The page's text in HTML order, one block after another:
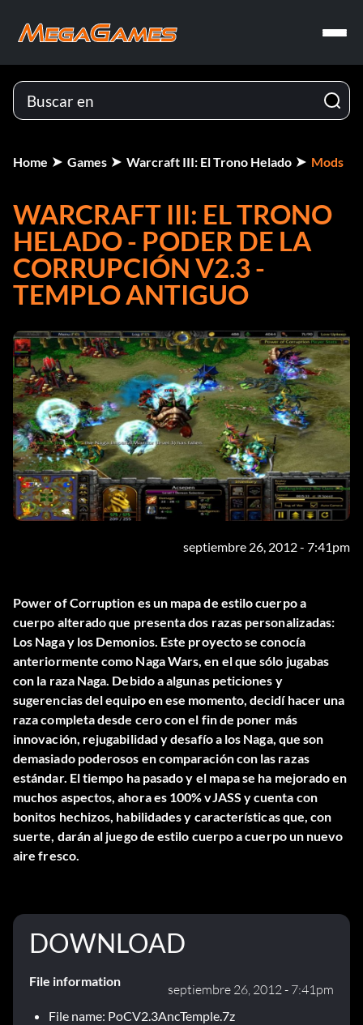
Home Games Warcraft III: El Trono Helado Mods
WARCRAFT III: EL TRONO
HELADO - PODER DE LA
CORRUPCIÓN V2.3 -
TEMPLO ANTIGUO
septiembre 26, 2012 - 7:41pm
Power of Corruption es un mapa de estilo cuerpo a
cuerpo alterado que presenta dos razas personalizadas:
Los Naga y los Demonios. Este proyecto se conocía
anteriormente como Naga Wars, en el que sólo jugabas
con la raza Naga. Debido a algunas peticiones y
sugerencias del equipo en ese momento, decidí hacer una
raza completa desde cero con el fin de poner más
innovación, rejugabilidad y desafío a los Naga, que son
demasiado poderosos en comparación con las razas
estándar. El tiempo ha pasado y el mapa se ha mejorado en
muchos aspectos, ahora es 100% vJASS y cuenta con
bonitos hechizos, habilidades y características que, con
suerte, darán al juego de estilo cuerpo a cuerpo un nuevo
aire fresco.
DOWNLOAD
File information
septiembre 26, 2012 - 7:41pm
File name: PoCV2.3AncTemple.7z